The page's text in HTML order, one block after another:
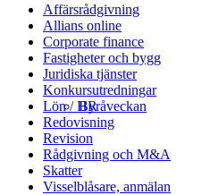
Byråveckan
Affärsrådgivning
Allians online
Corporate finance
Fastigheter och bygg
Juridiska tjänster
Konkursutredningar
Lön / HR
Redovisning
Revision
Rådgivning och M&A
Skatter
Visselblåsare, anmälan